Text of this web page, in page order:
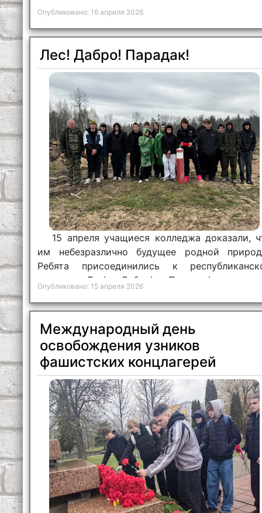
Опубликовано: 16 апреля 2026
Лес! Дабро! Парадак!
15 апреля учащиеся колледжа доказали,
им небезразлично будущее родной
Ребята присоединились к
акции «Лес! Дабро! Парадак!»,
объединила всех, кто любит свое дело и
землю.
Опубликовано: 15 апреля 2026
Международный день
освобождения узников
фашистских концлагерей